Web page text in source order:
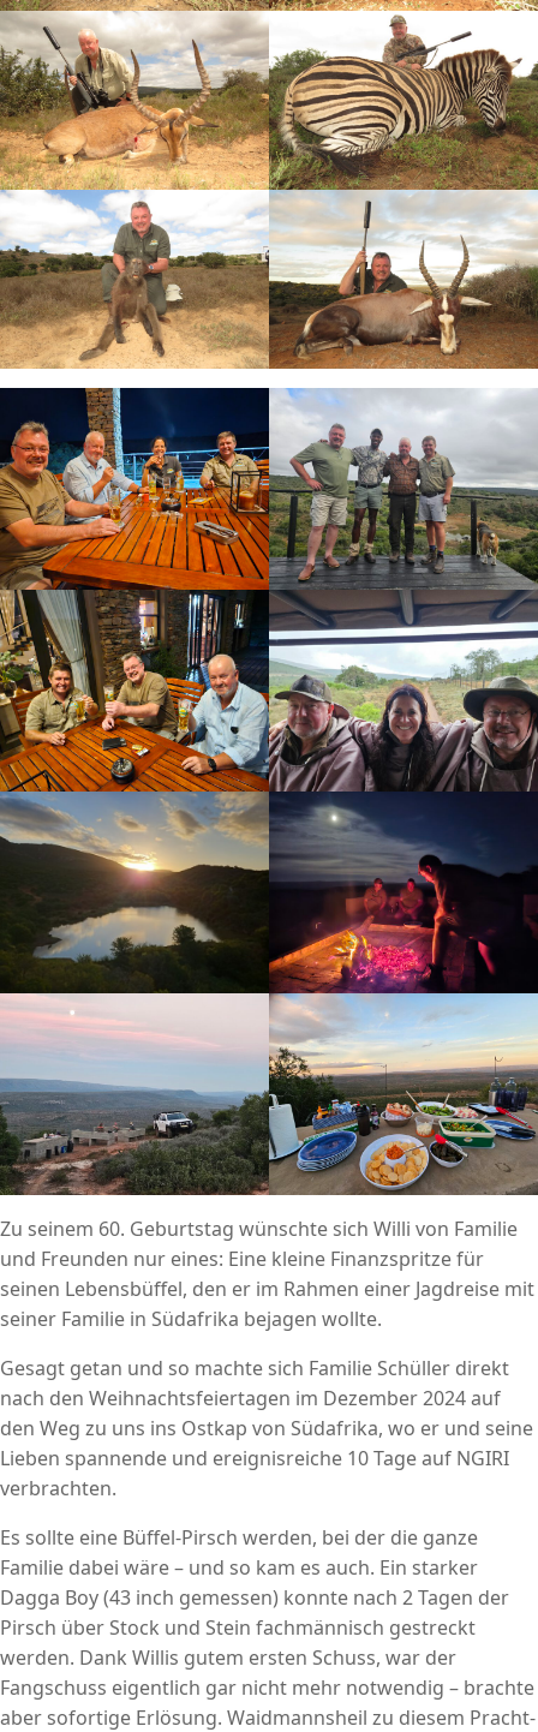
Zu seinem 60. Geburtstag wünschte sich Willi von Familie
und Freunden nur eines: Eine kleine Finanzspritze für
seinen Lebensbüffel, den er im Rahmen einer Jagdreise mit
seiner Familie in Südafrika bejagen wollte.
Gesagt getan und so machte sich Familie Schüller direkt
nach den Weihnachtsfeiertagen im Dezember 2024 auf
den Weg zu uns ins Ostkap von Südafrika, wo er und seine
Lieben spannende und ereignisreiche 10 Tage auf NGIRI
verbrachten.
Es sollte eine Büffel-Pirsch werden, bei der die ganze
Familie dabei wäre – und so kam es auch. Ein starker
Dagga Boy (43 inch gemessen) konnte nach 2 Tagen der
Pirsch über Stock und Stein fachmännisch gestreckt
werden. Dank Willis gutem ersten Schuss, war der
Fangschuss eigentlich gar nicht mehr notwendig – brachte
aber sofortige Erlösung. Waidmannsheil zu diesem Pracht-